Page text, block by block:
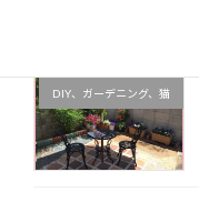
DIY、ガーデニング、猫